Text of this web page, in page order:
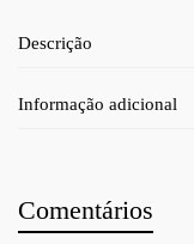
Descrição
Informação adicional
Comentários